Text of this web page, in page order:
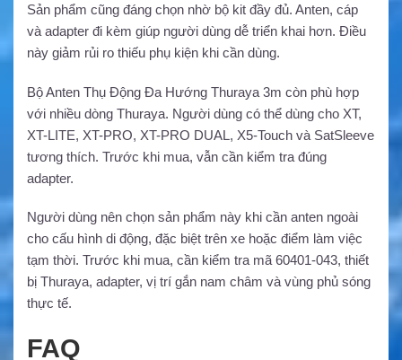
Sản phẩm cũng đáng chọn nhờ bộ kit đầy đủ. Anten, cáp
và adapter đi kèm giúp người dùng dễ triển khai hơn. Điều
này giảm rủi ro thiếu phụ kiện khi cần dùng.
Bộ Anten Thụ Động Đa Hướng Thuraya 3m còn phù hợp
với nhiều dòng Thuraya. Người dùng có thể dùng cho XT,
XT-LITE, XT-PRO, XT-PRO DUAL, X5-Touch và SatSleeve
tương thích. Trước khi mua, vẫn cần kiểm tra đúng
adapter.
Người dùng nên chọn sản phẩm này khi cần anten ngoài
cho cấu hình di động, đặc biệt trên xe hoặc điểm làm việc
tạm thời. Trước khi mua, cần kiểm tra mã 60401-043, thiết
bị Thuraya, adapter, vị trí gắn nam châm và vùng phủ sóng
thực tế.
FAQ